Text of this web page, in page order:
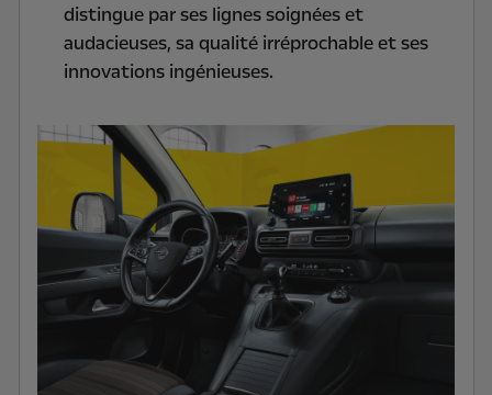
distingue par ses lignes soignées et
audacieuses, sa qualité irréprochable et ses
innovations ingénieuses.